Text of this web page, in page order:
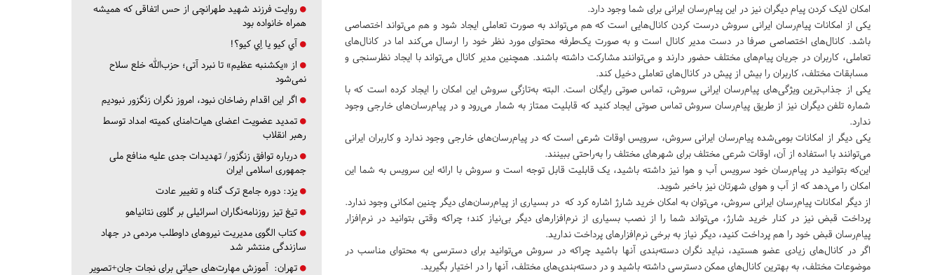
امکان لایک کردن پیام دیگران نیز در این پیام‌رسان ایرانی برای شما وجود دارد.
یکی از امکانات پیام‌رسان ایرانی سروش درست کردن کانال‌هایی است که هم می‌تواند به صورت تعاملی ایجاد شود و هم می‌تواند اختصاصی
باشد. کانال‌های اختصاصی صرفا در دست مدیر کانال است و به صورت یک‌طرفه محتوای مورد نظر خود را ارسال می‌کند اما در کانال‌های
تعاملی، کاربران در جریان پیام‌های مختلف حضور دارند و می‌توانند مشارکت داشته باشند. همچنین مدیر کانال می‌تواند با ایجاد نظرسنجی و
مسابقات مختلف، کاربران را بیش از پیش در کانال‌های تعاملی دخیل کند.
یکی از جذاب‌ترین ویژگی‌های پیام‌رسان ایرانی سروش، تماس صوتی رایگان است. البته به‌تازگی سروش این امکان را ایجاد کرده است که با
شماره تلفن دیگران نیز از طریق پیام‌رسان سروش تماس صوتی ایجاد کنید که قابلیت ممتاز به شمار می‌رود و در پیام‌رسان‌های خارجی وجود
ندارد.
یکی دیگر از امکانات بومی‌شده پیام‌رسان ایرانی سروش، سرویس اوقات شرعی است که در پیام‌رسان‌های خارجی وجود ندارد و کاربران ایرانی
می‌توانند با استفاده از آن، اوقات شرعی مختلف برای شهرهای مختلف را به‌راحتی ببینند.
این‌که بتوانید در پیام‌رسان خود سرویس آب و هوا نیز داشته باشید، یک قابلیت قابل توجه است و سروش با ارائه این سرویس به شما این
امکان را می‌دهد که از آب و هوای شهرتان نیز باخبر شوید.
از دیگر امکانات پیام‌رسان ایرانی سروش، می‌توان به امکان خرید شارژ اشاره کرد که در بسیاری از پیام‌رسان‌های دیگر چنین امکانی وجود ندارد.
پرداخت قبض نیز در کنار خرید شارژ، می‌تواند شما را از نصب بسیاری از نرم‌افزارهای دیگر بی‌نیاز کند؛ چراکه وقتی بتوانید در نرم‌افزار
پیام‌رسان قبض خود را هم پرداخت کنید، دیگر نیاز به برخی نرم‌افزارهای پرداخت ندارید.
اگر در کانال‌های زیادی عضو هستید، نباید نگران دسته‌بندی آنها باشید چراکه در سروش می‌توانید برای دسترسی به محتوای مناسب در
موضوعات مختلف، به بهترین کانال‌های ممکن دسترسی داشته باشید و در دسته‌بندی‌های مختلف، آنها را در اختیار بگیرید.
روایت فرزند شهید طهرانچی از حس اتفاقی که همیشه
همراه خانواده بود
آي كيو يا اِي كيو؟!
از «یکشنبه عظیم» تا نبرد آتی؛ حزب‌الله خلع سلاح
نمی‌شود
اگر این اقدام رضاخان نبود، امروز نگران زنگزور نبودیم
تمدید عضویت اعضای هیات‌امنای کمیته امداد توسط
رهبر انقلاب
درباره توافق زنگزور/ تهدیدات جدی علیه منافع ملی
جمهوری اسلامی ایران
یزد: دوره جامع ترک گناه و تغییر عادت
تیغ تیز روزنامه‌نگاران اسرائیلی بر گلوی نتانیاهو
کتاب الگوی مدیریت نیروهای داوطلب مردمی در جهاد
سازندگی منتشر شد
تهران: آموزش مهارت‌های حیاتی برای نجات جان+تصویر